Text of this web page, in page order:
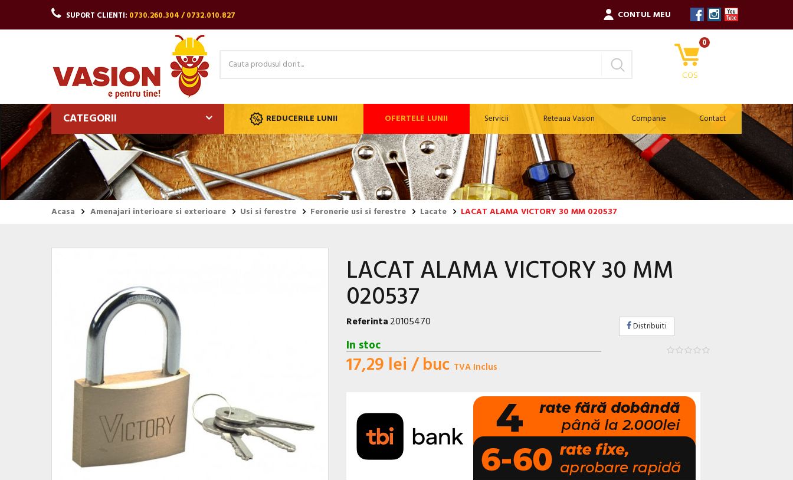
SUPORT CLIENTI: 0730.260.304 / 0732.010.827 CONTUL MEU
0
COS
CATEGORII REDUCERILE LUNII OFERTELE LUNII Servicii Reteaua Vasion Companie Contact
Acasa Amenajari interioare si exterioare Usi si ferestre Feronerie usi si ferestre Lacate LACAT ALAMA VICTORY 30 MM 020537
LACAT ALAMA VICTORY 30 MM
020537
Referinta20105470
In stoc
17,29 lei / buc TVA Inclus
Distribuiti